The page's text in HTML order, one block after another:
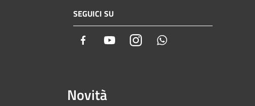
SEGUICI SU
Facebook YoutubeInstagram
Novità